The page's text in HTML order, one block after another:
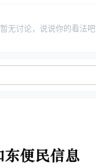
暂无讨论，说说你的看法吧